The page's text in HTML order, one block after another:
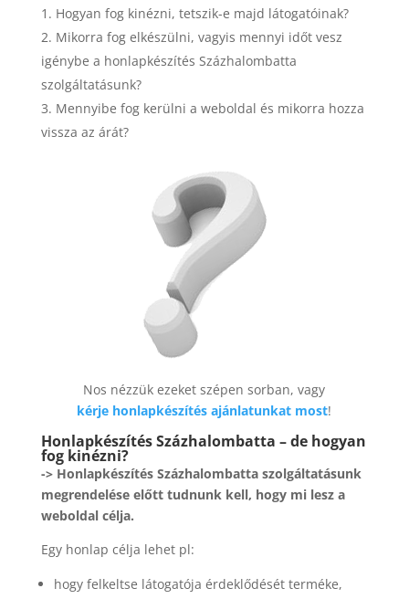
Hogyan fog kinézni, tetszik-e majd látogatóinak?
Mikorra fog elkészülni, vagyis mennyi időt vesz
igénybe a honlapkészítés Százhalombatta
szolgáltatásunk?
Mennyibe fog kerülni a weboldal és mikorra hozza
vissza az árát?
Nos nézzük ezeket szépen sorban, vagy
kérje honlapkészítés ajánlatunkat most!
Honlapkészítés Százhalombatta – de hogyan
fog kinézni?
-> Honlapkészítés Százhalombatta szolgáltatásunk
megrendelése előtt tudnunk kell, hogy mi lesz a
weboldal célja.
Egy honlap célja lehet pl:
hogy felkeltse látogatója érdeklődését terméke,